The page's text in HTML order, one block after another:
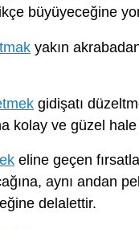
büyüyeceğine
yakın
gidişatı
kolay ve güzel
eline geçen
aynı andan
delalettir.